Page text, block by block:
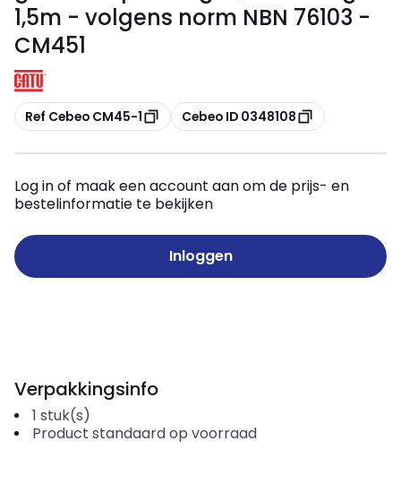
1,5m - volgens norm NBN 76103 -
CM451
Kopiëren
Ref Cebeo CM45-1 Kopiëren
Cebeo ID 0348108
Log in of maak een account aan om de prijs- en
bestelinformatie te bekijken
Inloggen
Verpakkingsinfo
1 stuk(s)
Product standaard op voorraad